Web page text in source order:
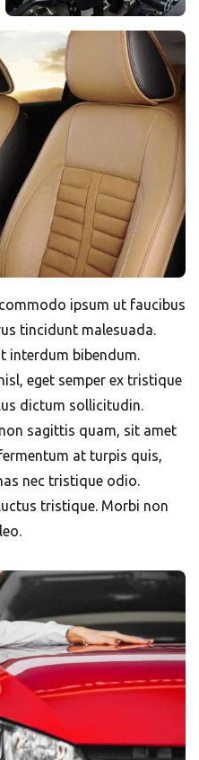
ipsum ut faucibus
tincidunt malesuada.
interdum bibendum.
eget semper ex tristique
dictum sollicitudin.
sagittis quam, sit amet
at turpis quis,
nec tristique odio.
tristique. Morbi non